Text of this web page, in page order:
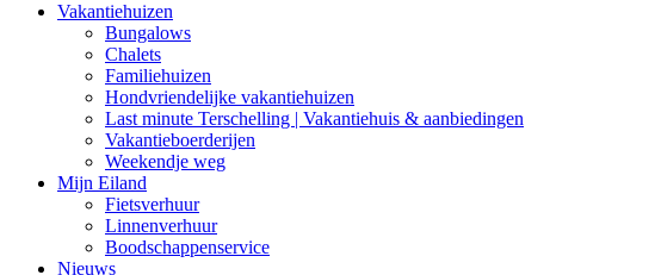
Vakantiehuizen
Bungalows
Chalets
Familiehuizen
Hondvriendelijke vakantiehuizen
Last minute Terschelling | Vakantiehuis & aanbiedingen
Vakantieboerderijen
Weekendje weg
Mijn Eiland
Fietsverhuur
Linnenverhuur
Boodschappenservice
Nieuws